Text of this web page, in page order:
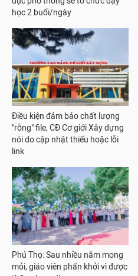
học 2 buổi/ngày
Điều kiện đảm bảo chất lượng
"rỗng" file, CĐ Cơ giới Xây dựng
nói do cập nhật thiếu hoặc lỗi
link
Phú Thọ: Sau nhiều năm mong
mỏi, giáo viên phấn khởi vì được